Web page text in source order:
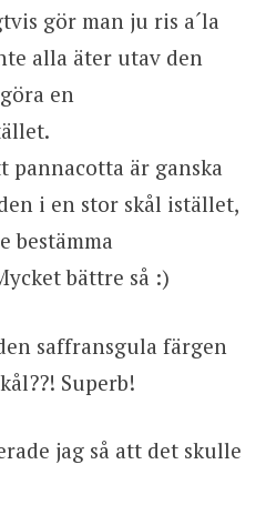
gör man ju ris a´la
alla äter utav den
en
pannacotta är ganska
i en stor skål istället,
bestämma
bättre så :)
saffransgula färgen
Superb!
jag så att det skulle